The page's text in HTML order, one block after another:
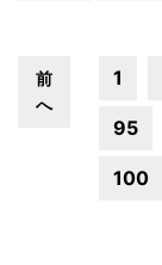
前
へ
1
95
100